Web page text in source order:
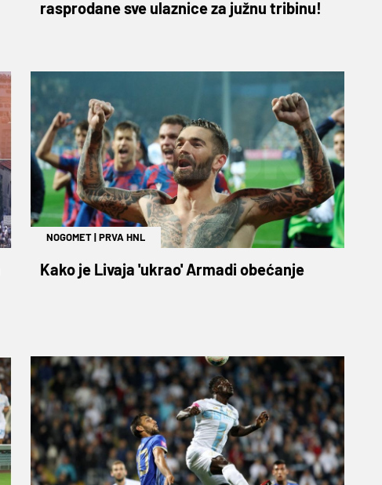
rasprodane sve ulaznice za južnu tribinu!
NOGOMET|PRVA HNL
Kako je Livaja 'ukrao' Armadi obećanje